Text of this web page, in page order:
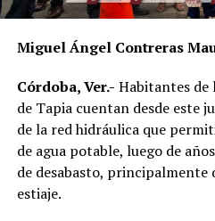
Tosqui.
También participaron Lisset
Virginia Medorio Trujillo,
Emprender el Vuelo.
El diálogo permitió poner
de fortalecer la participación
espacios públicos y
Miguel Ángel Contreras
Córdoba, Ver.- Habitantes de
de Tapia cuentan desde este
de la red hidráulica que
de agua potable, luego de
de desabasto,
estiaje.